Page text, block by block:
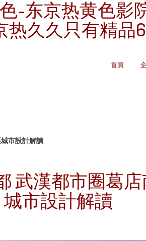
-东京热黄色影
久久只有精
首頁
市設計解讀
武漢都市圈葛
城市設計解讀